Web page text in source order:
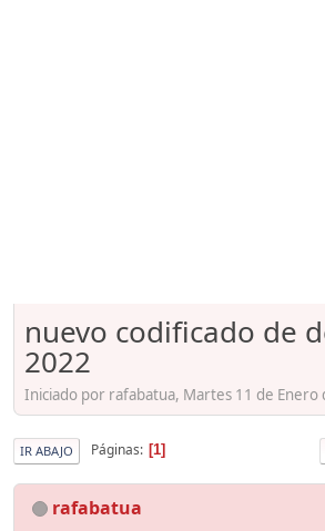
nuevo codificado de
2022
Iniciado por rafabatua, Martes 11 de Enero
IR ABAJO Páginas 1
rafabatua